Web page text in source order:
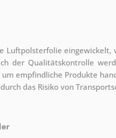
Luftpolsterfolie eingewickelt,
der Qualitätskontrolle
empfindliche Produkte
das Risiko von